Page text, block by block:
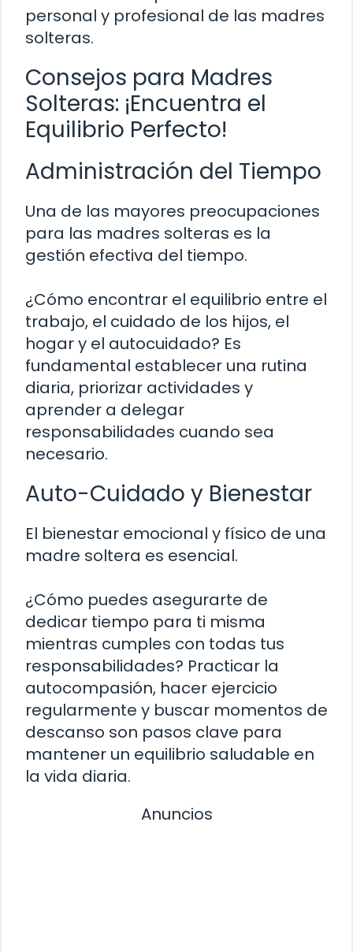
personal y profesional de las madres
solteras.
Consejos para Madres
Solteras: ¡Encuentra el
Equilibrio Perfecto!
Administración del Tiempo
Una de las mayores preocupaciones
para las madres solteras es la
gestión efectiva del tiempo.
¿Cómo encontrar el equilibrio entre el
trabajo, el cuidado de los hijos, el
hogar y el autocuidado? Es
fundamental establecer una rutina
diaria, priorizar actividades y
aprender a delegar
responsabilidades cuando sea
necesario.
Auto-Cuidado y Bienestar
El bienestar emocional y físico de una
madre soltera es esencial.
¿Cómo puedes asegurarte de
dedicar tiempo para ti misma
mientras cumples con todas tus
responsabilidades? Practicar la
autocompasión, hacer ejercicio
regularmente y buscar momentos de
descanso son pasos clave para
mantener un equilibrio saludable en
la vida diaria.
Anuncios